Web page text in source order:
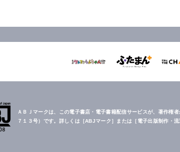
ＡＢＪマークは、この電子書店・電子書籍配信サービスが、著作権
７１３号）です。詳しくは［ABJマーク］または［電子出版制作・流